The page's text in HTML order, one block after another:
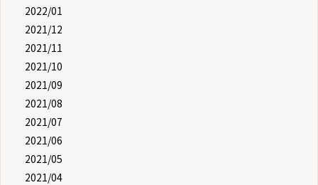
2022/01
2021/12
2021/11
2021/10
2021/09
2021/08
2021/07
2021/06
2021/05
2021/04